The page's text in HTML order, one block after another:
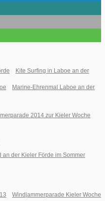
Kite Surfing in Laboe an der
Marine-Ehrenmal Laboe an der
Windjammerparade Kieler Woche